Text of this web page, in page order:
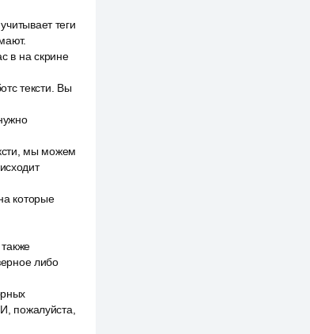
теги
в на скрине
тексти. Вы
мы можем
которые
либо
пожалуйста,